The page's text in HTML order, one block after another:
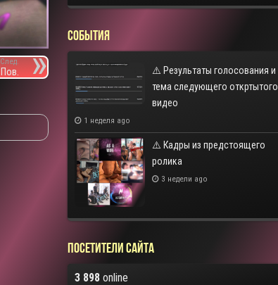
След.
Пов.
СОБЫТИЯ
⚠️ Результаты голосования и
тема следующего откртытого
видео
1 неделя ago
⚠️ Кадры из предстоящего
ролика
3 недели ago
Посетители сайта
3 898online